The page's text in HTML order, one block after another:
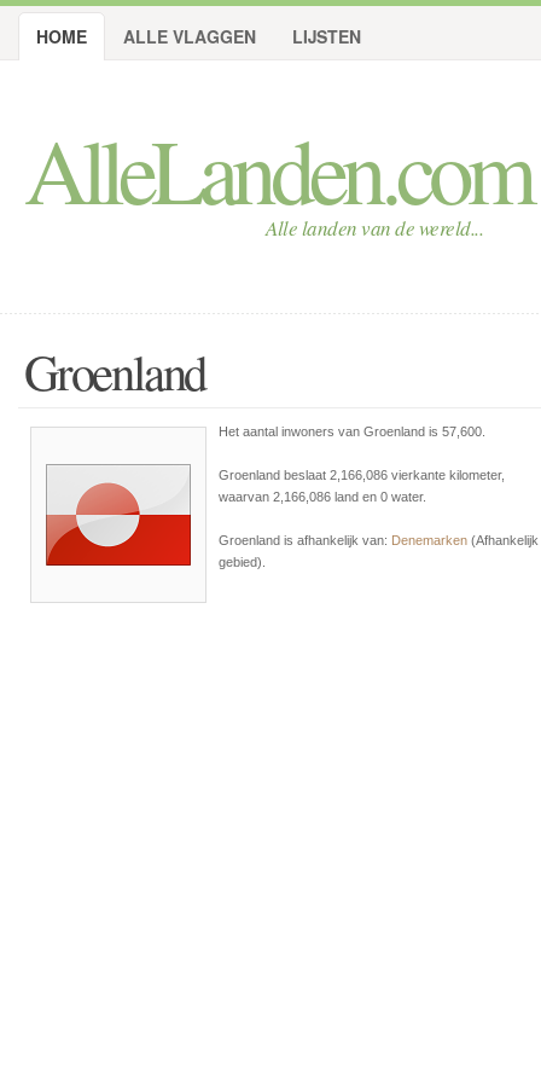
AlleLanden.com
Alle landen van de wereld...
HOME ALLE VLAGGEN LIJSTEN
Groenland
Het aantal inwoners van Groenland is 57,600.
Groenland beslaat 2,166,086 vierkante kilometer,
waarvan 2,166,086 land en 0 water.
Groenland is afhankelijk van: Denemarken (Afhankelijk
gebied).